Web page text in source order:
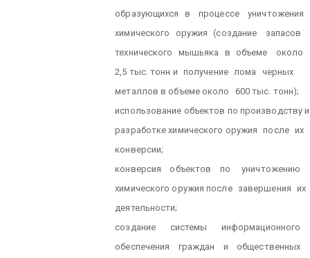
образующихся
в процессе
уничтожения
химического
оружия (создание
запасов
технического
мышьяка в объеме
около
2,5 тыс. тонн и получение лома
черных
металлов в объеме около
600 тыс. тонн);
использование объектов по производству и
разработке химического оружия
после их
конверсии;
конверсия
объектов по
уничтожению
химического оружия после
завершения
их
деятельности;
создание
системы
информационного
обеспечения
граждан и общественных